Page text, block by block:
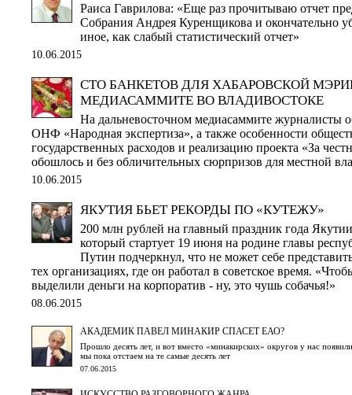
Раиса Гаврилова: «Еще раз прочитываю отчет
Собрания Андрея Куренщикова и окончательно
иное, как слабый статистический отчет»
10.06.2015
СТО БАНКЕТОВ ДЛЯ ХАБАРОВСКОЙ
МЕДИАСАММИТЕ ВО ВЛАДИВОСТОКЕ
На дальневосточном медиасаммите журналисты
ОНФ «Народная экспертиза», а также особенности
государственных расходов и реализацию проекта «За
обошлось и без обличительных сюрпризов для местной
10.06.2015
ЯКУТИЯ БЬЕТ РЕКОРДЫ ПО «КУТЕЖУ»
200 млн рублей на главный праздник года
который стартует 19 июня на родине главы
Путин подчеркнул, что не может себе
тех организациях, где он работал в советское время.
выделили деньги на корпоратив - ну, это чушь собачья!»
08.06.2015
АКАДЕМИК ПАВЕЛ МИНАКИР СПАСЕТ ЕАО?
Прошло десять лет, и вот вместо «минакирских» округов у нас
мы пока отстаем на те самые десять лет
07.06.2015